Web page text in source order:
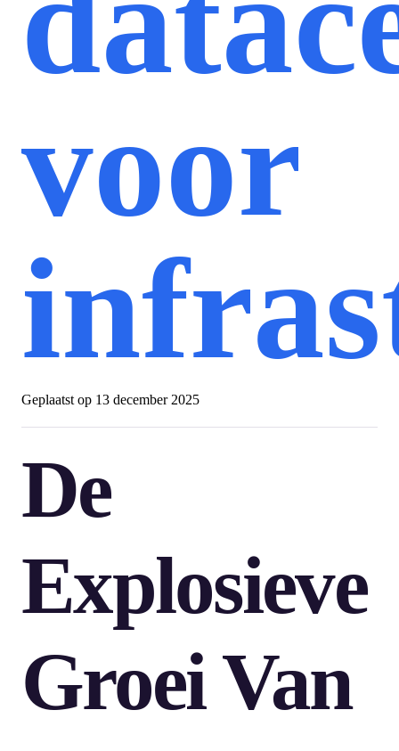
voor
Geplaatst op 13 december 2025
De
Explosieve
Groei Van